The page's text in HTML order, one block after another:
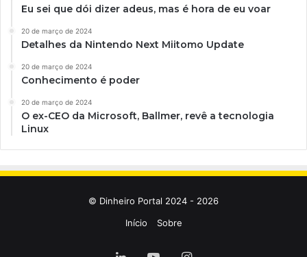
Eu sei que dói dizer adeus, mas é hora de eu voar
20 de março de 2024
Detalhes da Nintendo Next Miitomo Update
20 de março de 2024
Conhecimento é poder
20 de março de 2024
O ex-CEO da Microsoft, Ballmer, revê a tecnologia
Linux
© Dinheiro Portal 2024 - 2026
Início
Sobre